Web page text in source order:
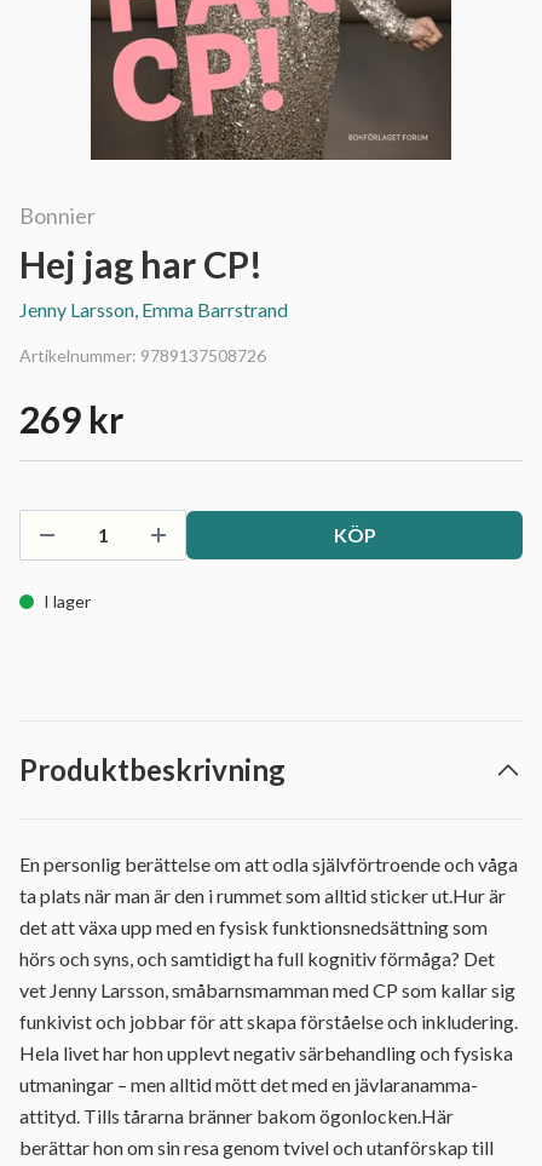
Bonnier
Hej jag har CP!
Jenny Larsson, Emma Barrstrand
Artikelnummer: 9789137508726
269 kr
KÖP
I lager
Produktbeskrivning
En personlig berättelse om att odla självförtroende och våga
ta plats när man är den i rummet som alltid sticker ut.Hur är
det att växa upp med en fysisk funktionsnedsättning som
hörs och syns, och samtidigt ha full kognitiv förmåga? Det
vet Jenny Larsson, småbarnsmamman med CP som kallar sig
funkivist och jobbar för att skapa förståelse och inkludering.
Hela livet har hon upplevt negativ särbehandling och fysiska
utmaningar – men alltid mött det med en jävlaranamma-
attityd. Tills tårarna bränner bakom ögonlocken.Här
berättar hon om sin resa genom tvivel och utanförskap till